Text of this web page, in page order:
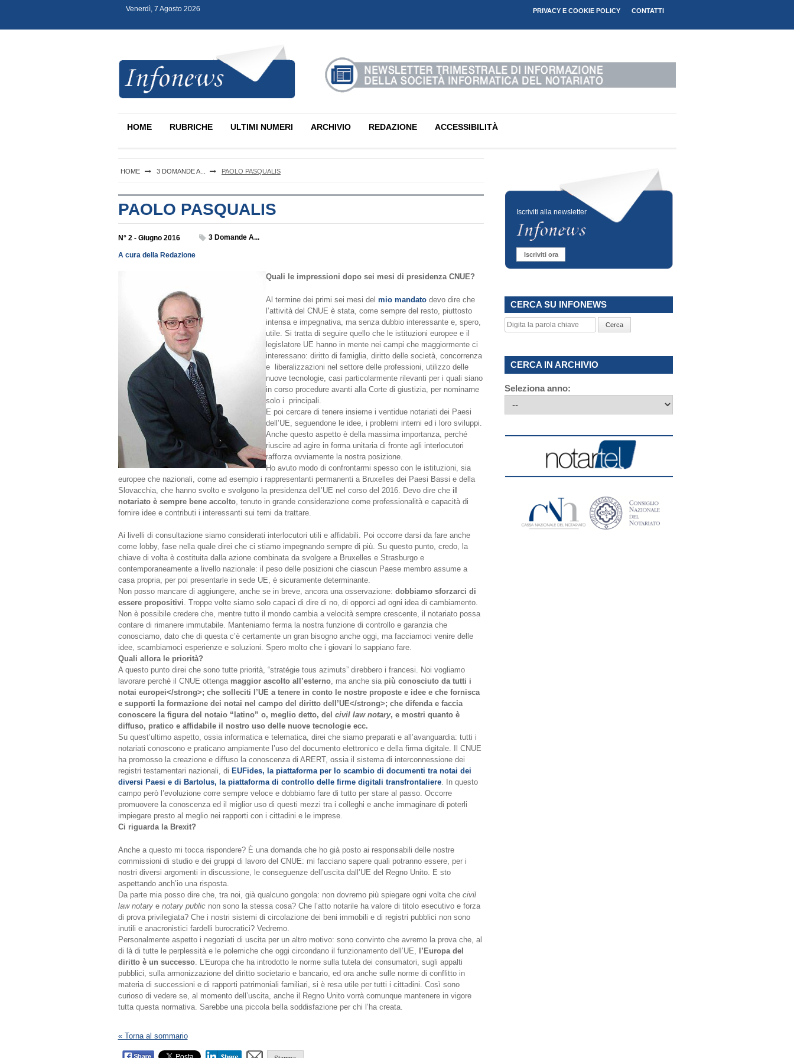
PRIVACY E COOKIE POLICY CONTATTI
Venerdì, 7 Agosto 2026
HOME RUBRICHE ULTIMI NUMERI ARCHIVIO REDAZIONE ACCESSIBILITÀ
HOME 3 DOMANDE A... PAOLO PASQUALIS
PAOLO PASQUALIS
N° 2 - Giugno 2016 3 Domande A...
A cura della Redazione
Quali le impressioni dopo sei mesi di presidenza CNUE?
Al termine dei primi sei mesi del mio mandatodevo dire che
l’attività del CNUE è stata, come sempre del resto, piuttosto
intensa e impegnativa, ma senza dubbio interessante e, spero,
utile. Si tratta di seguire quello che le istituzioni europee e il
legislatore UE hanno in mente nei campi che maggiormente ci
interessano: diritto di famiglia, diritto delle società, concorrenza
e liberalizzazioni nel settore delle professioni, utilizzo delle
nuove tecnologie, casi particolarmente rilevanti per i quali siano
in corso procedure avanti alla Corte di giustizia, per nominarne
solo i principali.
E poi cercare di tenere insieme i ventidue notariati dei Paesi
dell’UE, seguendone le idee, i problemi interni ed i loro sviluppi.
Anche questo aspetto è della massima importanza, perché
riuscire ad agire in forma unitaria di fronte agli interlocutori
rafforza ovviamente la nostra posizione.
Ho avuto modo di confrontarmi spesso con le istituzioni, sia
europee che nazionali, come ad esempio i rappresentanti permanenti a Bruxelles dei Paesi Bassi e della
Slovacchia, che hanno svolto e svolgono la presidenza dell’UE nel corso del 2016. Devo dire cheil
notariato è sempre bene accolto, tenuto in grande considerazione come professionalità e capacità di
fornire idee e contributi i interessanti sui temi da trattare.
Ai livelli di consultazione siamo considerati interlocutori utili e affidabili. Poi occorre darsi da fare anche
come lobby, fase nella quale direi che ci stiamo impegnando sempre di più. Su questo punto, credo, la
chiave di volta è costituita dalla azione combinata da svolgere a Bruxelles e Strasburgo e
contemporaneamente a livello nazionale: il peso delle posizioni che ciascun Paese membro assume a
casa propria, per poi presentarle in sede UE, è sicuramente determinante.
Non posso mancare di aggiungere, anche se in breve, ancora una osservazione: dobbiamo sforzarci di
essere propositivi. Troppe volte siamo solo capaci di dire di no, di opporci ad ogni idea di cambiamento.
Non è possibile credere che, mentre tutto il mondo cambia a velocità sempre crescente, il notariato possa
contare di rimanere immutabile. Manteniamo ferma la nostra funzione di controllo e garanzia che
conosciamo, dato che di questa c’è certamente un gran bisogno anche oggi, ma facciamoci venire delle
idee, scambiamoci esperienze e soluzioni. Spero molto che i giovani lo sappiano fare.
Quali allora le priorità?
A questo punto direi che sono tutte priorità, “stratégie tous azimuts” direbbero i francesi. Noi vogliamo
lavorare perché il CNUE ottenga maggior ascolto all’esterno, ma anche sia più conosciuto da tutti i
notai europei</strong>; che solleciti l’UE a tenere in conto le nostre proposte e idee e che fornisca
e supporti la formazione dei notai nel campo del diritto dell’UE</strong>; che difenda e faccia
conoscere la figura del notaio “latino” o, meglio detto, del civil law notary, e mostri quanto è
diffuso, pratico e affidabile il nostro uso delle nuove tecnologie ecc.
Su quest’ultimo aspetto, ossia informatica e telematica, direi che siamo preparati e all’avanguardia: tutti i
notariati conoscono e praticano ampiamente l’uso del documento elettronico e della firma digitale. Il CNUE
ha promosso la creazione e diffuso la conoscenza di ARERT, ossia il sistema di interconnessione dei
registri testamentari nazionali, di EUFides, la piattaforma per lo scambio di documenti tra notai dei
diversi Paesi e di Bartolus, la piattaforma di controllo delle firme digitali transfrontaliere. In questo
campo però l’evoluzione corre sempre veloce e dobbiamo fare di tutto per stare al passo. Occorre
promuovere la conoscenza ed il miglior uso di questi mezzi tra i colleghi e anche immaginare di poterli
impiegare presto al meglio nei rapporti con i cittadini e le imprese.
Ci riguarda la Brexit?
Anche a questo mi tocca rispondere? È una domanda che ho già posto ai responsabili delle nostre
commissioni di studio e dei gruppi di lavoro del CNUE: mi facciano sapere quali potranno essere, per i
nostri diversi argomenti in discussione, le conseguenze dell’uscita dall’UE del Regno Unito. E sto
aspettando anch’io una risposta.
Da parte mia posso dire che, tra noi, già qualcuno gongola: non dovremo più spiegare ogni volta che civil
law notarye notary publicnon sono la stessa cosa? Che l’atto notarile ha valore di titolo esecutivo e forza
di prova privilegiata? Che i nostri sistemi di circolazione dei beni immobili e di registri pubblici non sono
inutili e anacronistici fardelli burocratici? Vedremo.
Personalmente aspetto i negoziati di uscita per un altro motivo: sono convinto che avremo la prova che, al
di là di tutte le perplessità e le polemiche che oggi circondano il funzionamento dell’UE,
l’Europa del
diritto è un successo. L’Europa che ha introdotto le norme sulla tutela dei consumatori, sugli appalti
pubblici, sulla armonizzazione del diritto societario e bancario, ed ora anche sulle norme di conflitto in
materia di successioni e di rapporti patrimoniali familiari, si è resa utile per tutti i cittadini. Così sono
curioso di vedere se, al momento dell’uscita, anche il Regno Unito vorrà comunque mantenere in vigore
tutta questa normativa. Sarebbe una piccola bella soddisfazione per chi l’ha creata.
« Torna al sommario
Iscriviti alla newsletter
Iscriviti ora
CERCA SU INFONEWS
Cerca
CERCA IN ARCHIVIO
Seleziona anno: